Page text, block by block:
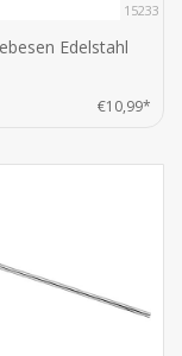
15233
Edelstahl
€10,99*